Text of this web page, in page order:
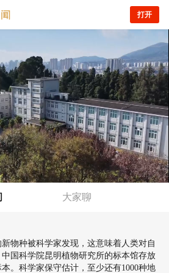
打开
大家聊
物种被科学家发现，这意味着人类对自
国科学院昆明植物研究所的标本馆存放
。科学家保守估计，至少还有1000种地